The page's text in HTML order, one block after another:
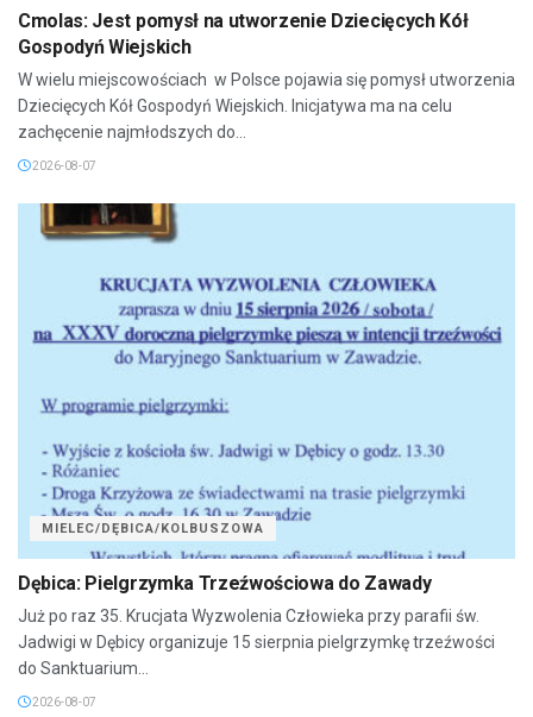
Cmolas: Jest pomysł na utworzenie Dziecięcych Kół
Gospodyń Wiejskich
W wielu miejscowościach w Polsce pojawia się pomysł utworzenia
Dziecięcych Kół Gospodyń Wiejskich. Inicjatywa ma na celu
zachęcenie najmłodszych do...
2026-08-07
MIELEC/DĘBICA/KOLBUSZOWA
Dębica: Pielgrzymka Trzeźwościowa do Zawady
Już po raz 35. Krucjata Wyzwolenia Człowieka przy parafii św.
Jadwigi w Dębicy organizuje 15 sierpnia pielgrzymkę trzeźwości
do Sanktuarium...
2026-08-07